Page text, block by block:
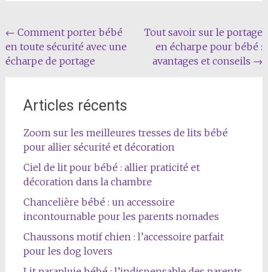
Navigation
de
l'article
← Comment porter bébé
en toute sécurité avec une
écharpe de portage
Tout savoir sur le portage
en écharpe pour bébé :
avantages et conseils →
Articles récents
Zoom sur les meilleures tresses de lits bébé
pour allier sécurité et décoration
Ciel de lit pour bébé : allier praticité et
décoration dans la chambre
Chancelière bébé : un accessoire
incontournable pour les parents nomades
Chaussons motif chien : l’accessoire parfait
pour les dog lovers